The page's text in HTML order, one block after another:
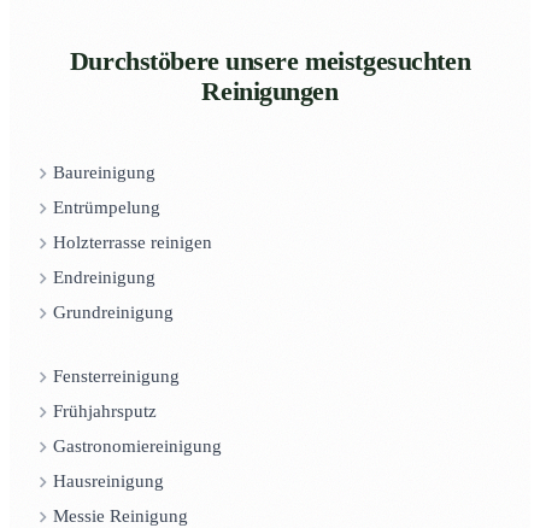
Durchstöbere unsere meistgesuchten
Reinigungen
Baureinigung
Entrümpelung
Holzterrasse reinigen
Endreinigung
Grundreinigung
Fensterreinigung
Frühjahrsputz
Gastronomiereinigung
Hausreinigung
Messie Reinigung